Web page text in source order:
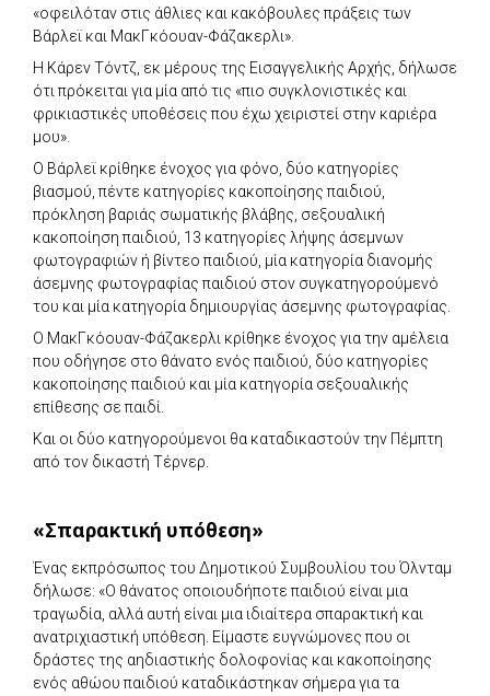
«οφειλόταν στις άθλιες και κακόβουλες πράξεις των
Βάρλεϊ και ΜακΓκόουαν-Φάζακερλι».
Η Κάρεν Τόντζ, εκ μέρους της Εισαγγελικής Αρχής, δήλωσε
ότι πρόκειται για μία από τις «πιο συγκλονιστικές και
φρικιαστικές υποθέσεις που έχω χειριστεί στην καριέρα
μου».
Ο Βάρλεϊ κρίθηκε ένοχος για φόνο, δύο κατηγορίες
βιασμού, πέντε κατηγορίες κακοποίησης παιδιού,
πρόκληση βαριάς σωματικής βλάβης, σεξουαλική
κακοποίηση παιδιού, 13 κατηγορίες λήψης άσεμνων
φωτογραφιών ή βίντεο παιδιού, μία κατηγορία διανομής
άσεμνης φωτογραφίας παιδιού στον συγκατηγορούμενό
του και μία κατηγορία δημιουργίας άσεμνης φωτογραφίας.
Ο ΜακΓκόουαν-Φάζακερλι κρίθηκε ένοχος για την αμέλεια
που οδήγησε στο θάνατο ενός παιδιού, δύο κατηγορίες
κακοποίησης παιδιού και μία κατηγορία σεξουαλικής
επίθεσης σε παιδί.
Και οι δύο κατηγορούμενοι θα καταδικαστούν την Πέμπτη
από τον δικαστή Τέρνερ.
«Σπαρακτική υπόθεση»
Ένας εκπρόσωπος του Δημοτικού Συμβουλίου του Όλνταμ
δήλωσε: «Ο θάνατος οποιουδήποτε παιδιού είναι μια
τραγωδία, αλλά αυτή είναι μια ιδιαίτερα σπαρακτική και
ανατριχιαστική υπόθεση. Είμαστε ευγνώμονες που οι
δράστες της αηδιαστικής δολοφονίας και κακοποίησης
ενός αθώου παιδιού καταδικάστηκαν σήμερα για τα